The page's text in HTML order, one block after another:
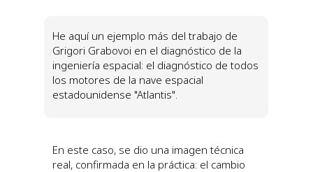
He aquí un ejemplo más del trabajo de
Grigori Grabovoi en el diagnóstico de la
ingeniería espacial: el diagnóstico de todos
los motores de la nave espacial
estadounidense "Atlantis".
En este caso, se dio una imagen técnica
real, confirmada en la práctica: el cambio